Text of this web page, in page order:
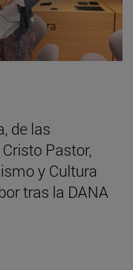
de las
Pastor,
y Cultura
tras la DANA